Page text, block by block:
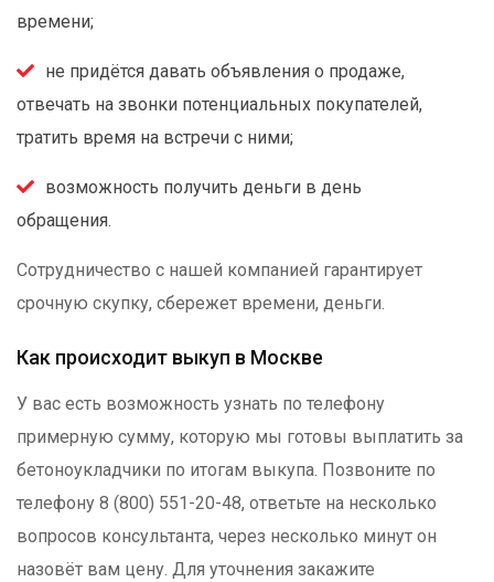
времени;
не придётся давать объявления о продаже,
отвечать на звонки потенциальных покупателей,
тратить время на встречи с ними;
возможность получить деньги в день
обращения.
Сотрудничество с нашей компанией гарантирует
срочную скупку, сбережет времени, деньги.
Как происходит выкуп в Москве
У вас есть возможность узнать по телефону
примерную сумму, которую мы готовы выплатить за
бетоноукладчики по итогам выкупа. Позвоните по
телефону 8 (800) 551-20-48, ответьте на несколько
вопросов консультанта, через несколько минут он
назовёт вам цену. Для уточнения закажите